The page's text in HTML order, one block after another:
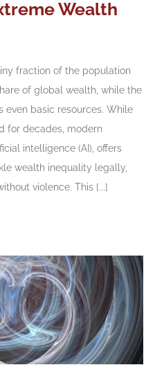
Wealth
fraction of the population
of global wealth, while the
basic resources. While
for decades, modern
intelligence (AI), offers
wealth inequality legally,
violence. This [...]